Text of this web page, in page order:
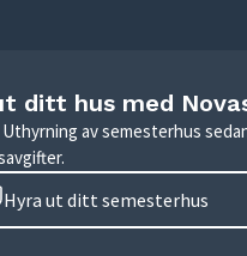
ditt hus med
av semesterhus
Hyra ut ditt semesterhus